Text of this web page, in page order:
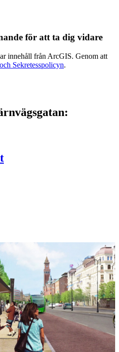
för att ta dig vidare
innehåll från ArcGIS. Genom att
Sekretesspolicyn.